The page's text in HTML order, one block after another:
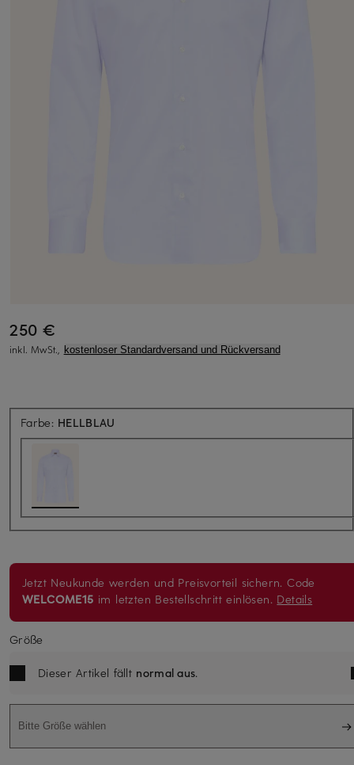
250 €
inkl. MwSt., kostenloser Standardversand und Rückversand
Farbe: HELLBLAU
Jetzt Neukunde werden und Preisvorteil sichern. Code
WELCOME15 im letzten Bestellschritt einlösen. Details
Größe
Dieser Artikel fällt normal aus.
Bitte Größe wählen